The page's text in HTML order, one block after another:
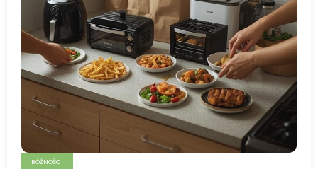
RÓŻNOŚCI